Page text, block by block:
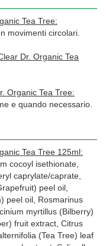
Tea Tree:
movimenti circolari.
Dr. Organic Tea
Organic Tea Tree:
e quando necessario.
Tea Tree 125ml:
cocoyl isethionate,
caprylate/caprate,
peel oil,
peel oil, Rosmarinus
myrtillus (Bilberry)
fruit extract, Citrus
(Tea Tree) leaf